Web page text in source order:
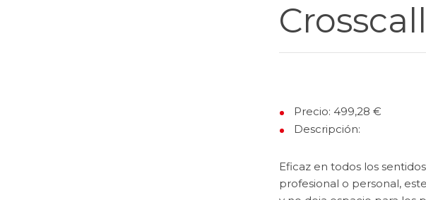
Precio: 499,28 €
Descripción:
Eficaz en todos los
profesional o personal,